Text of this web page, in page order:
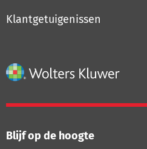
Klantgetuigenissen
Blijf op de hoogte